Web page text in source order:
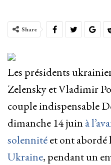
Share
Les présidents
Zelensky et Vladimir
couple indispensable
dimanche 14 juin à
solennitéet ont abordé
Ukraine, pendant un